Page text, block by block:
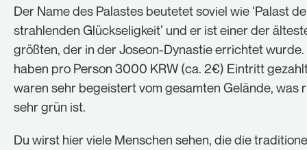
Der Name des Palastes beutetet soviel wie ‘Palast
strahlenden Glückseligkeit’ und er ist einer der
größten, der in der Joseon-Dynastie errichtet wurde.
haben pro Person 3000 KRW (ca. 2€) Eintritt
waren sehr begeistert vom gesamten Gelände, was
sehr grün ist.
Du wirst hier viele Menschen sehen, die die